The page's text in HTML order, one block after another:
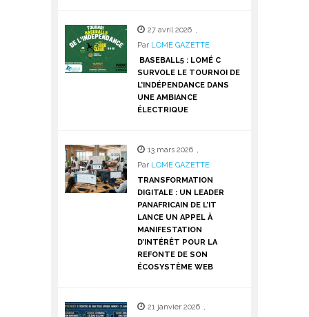
27 avril 2026 ,
Par LOME GAZETTE
BASEBALL5 : LOMÉ C
SURVOLE LE TOURNOI DE
L’INDÉPENDANCE DANS
UNE AMBIANCE
ÉLECTRIQUE
13 mars 2026 ,
Par LOME GAZETTE
TRANSFORMATION
DIGITALE : UN LEADER
PANAFRICAIN DE L’IT
LANCE UN APPEL À
MANIFESTATION
D’INTÉRÊT POUR LA
REFONTE DE SON
ÉCOSYSTÈME WEB
21 janvier 2026 ,